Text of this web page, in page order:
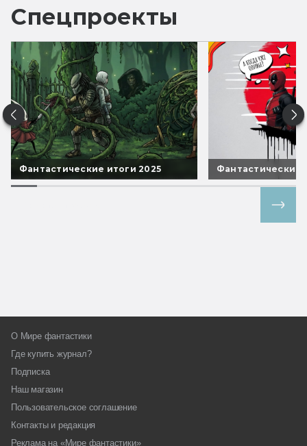
Спецпроекты
Фантастические итоги 2025 Фантастические
О Мире фантастики
Где купить журнал?
Подписка
Наш магазин
Пользовательское соглашение
Контакты и редакция
Реклама на «Мире фантастики»